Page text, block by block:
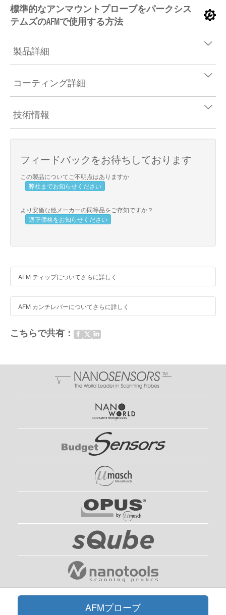
標準的なアンマウントプローブをパークシス
テムズのAFMで使用する方法
製品詳細
コーティング詳細
技術情報
フィードバックをお待ちしております
この製品についてご不明点はありますか
弊社までお知らせください
より安価な他メーカーの同等品をご存知ですか？
適正価格をお知らせください
AFM ティップについてさらに詳しく
AFM カンチレバーについてさらに詳しく
こちらで共有：
AFMプローブ